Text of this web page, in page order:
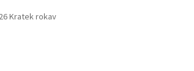
Kratek rokav